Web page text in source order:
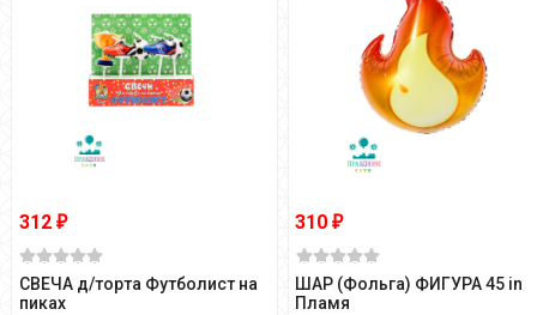
312 ₽
СВЕЧА д/торта Футболист на
пиках
310₽
ШАР (Фольга) ФИГУРА 45 in
Пламя